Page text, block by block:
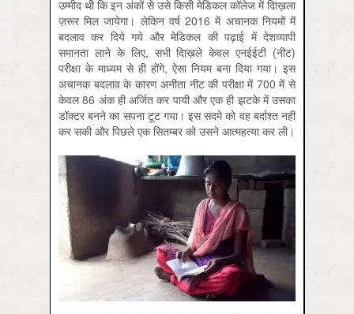
उम्मीद थी कि इन अंकों से उसे किसी मेडिकल कॉलेज में दाि‍ख़ला
ज़रूर मिल जायेगा। लेकिन वर्ष 2016 में अचानक नियमों में
बदलाव कर दिये गये और मेडिकल की पढ़ाई में देशव्यापी
समानता लाने के लिए, सभी दाि‍ख़ले केवल एनईईटी (नीट)
परीक्षा के माध्यम से ही होंगे, ऐसा नियम बना दिया गया। इस
अचानक बदलाव के कारण अनीता नीट की परीक्षा में 700 में से
केवल 86 अंक ही अर्जित कर पायी और एक ही झटके में उसका
डॉक्टर बनने का सपना टूट गया। इस सदमे को वह बर्दाश्त नहीं
कर सकी और पिछले एक सितम्बर को उसने आत्महत्या कर ली।